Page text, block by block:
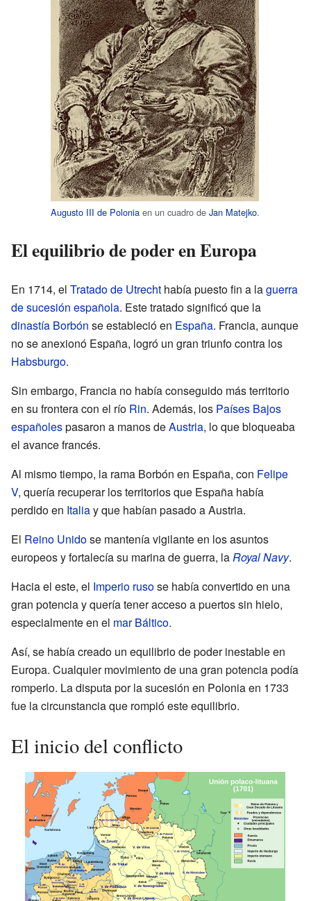
Augusto III de Polonia en un cuadro de Jan Matejko.
El equilibrio de poder en Europa
En 1714, el Tratado de Utrecht había puesto fin a laguerra
de sucesión española. Este tratado significó que la
dinastía Borbón se estableció en España. Francia, aunque
no se anexionó España, logró un gran triunfo contra los
Habsburgo.
Sin embargo, Francia no había conseguido más territorio
en su frontera con el río Rin. Además, los Países Bajos
españolespasaron a manos deAustria, lo que bloqueaba
el avance francés.
Al mismo tiempo, la rama Borbón en España, con Felipe
V, quería recuperar los territorios que España había
perdido en Italiay que habían pasado a Austria.
El Reino Unidose mantenía vigilante en los asuntos
europeos y fortalecía su marina de guerra, la Royal Navy.
Hacia el este, el Imperio rusose había convertido en una
gran potencia y quería tener acceso a puertos sin hielo,
especialmente en el mar Báltico.
Así, se había creado un equilibrio de poder inestable en
Europa. Cualquier movimiento de una gran potencia podía
romperlo. La disputa por la sucesión en Polonia en 1733
fue la circunstancia que rompió este equilibrio.
El inicio del conflicto